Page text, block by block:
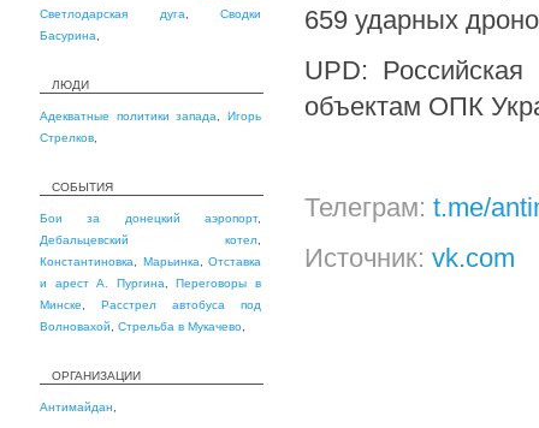
Светлодарская дуга
Сводки
Басурина
ЛЮДИ
Адекватные политики запада ,Игорь
Стрелков
СОБЫТИЯ
Бои за донецкий аэропорт,
Дебальцевский котел
Константиновка
Марьинка
Отставка
и арест А. Пургина ,Переговоры в
Минске
Расстрел автобуса под
Волновахой
Стрельба в Мукачево
ОРГАНИЗАЦИИ
Антимайдан
659 ударных
UPD:
объектам ОПК
Телеграм: t.me/
Источник: vk.com